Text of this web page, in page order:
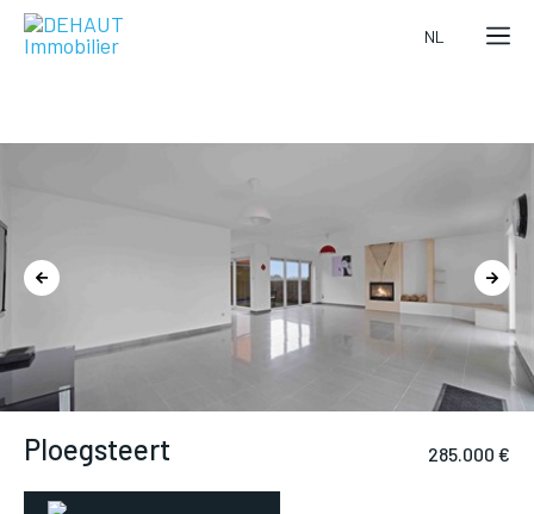
NL
Appartement
–Ploegsteert 285.000 €